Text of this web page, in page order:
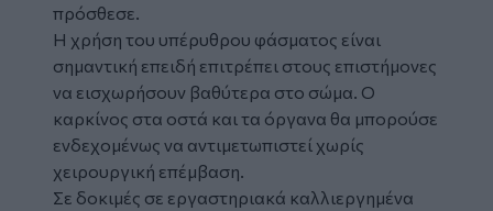
πρόσθεσε.
Η χρήση του υπέρυθρου φάσματος είναι
σημαντική επειδή επιτρέπει στους επιστήμονες
να εισχωρήσουν βαθύτερα στο σώμα. Ο
καρκίνος στα οστά και τα όργανα θα μπορούσε
ενδεχομένως να αντιμετωπιστεί χωρίς
χειρουργική επέμβαση.
Σε δοκιμές σε εργαστηριακά καλλιεργημένα